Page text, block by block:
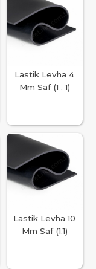
Lastik Levha 4
Mm Saf (1 . 1)
Lastik Levha 10
Mm Saf (1.1)